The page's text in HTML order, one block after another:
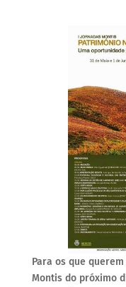
Para os que
Montis do próximo